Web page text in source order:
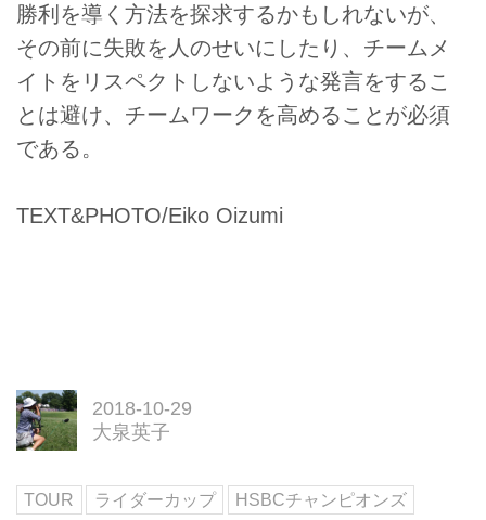
勝利を導く方法を探求するかもしれないが、
その前に失敗を人のせいにしたり、チームメ
イトをリスペクトしないような発言をするこ
とは避け、チームワークを高めることが必須
である。
TEXT&PHOTO/Eiko Oizumi
2018-10-29
大泉英子
TOUR ライダーカップ HSBCチャンピオンズ